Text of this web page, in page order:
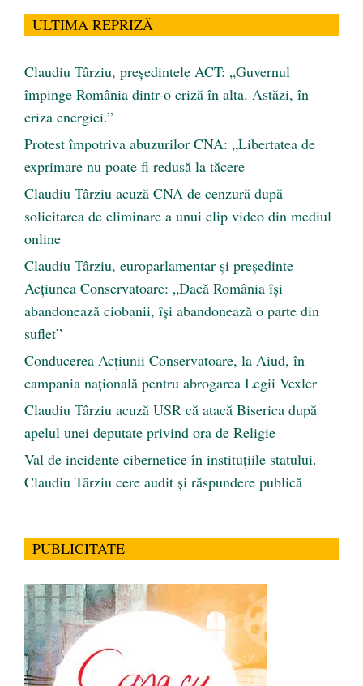
ULTIMA REPRIZĂ
Claudiu Târziu, președintele ACT: „Guvernul
împinge România dintr-o criză în alta. Astăzi, în
criza energiei.”
Protest împotriva abuzurilor CNA: „Libertatea de
exprimare nu poate fi redusă la tăcere
Claudiu Târziu acuză CNA de cenzură după
solicitarea de eliminare a unui clip video din mediul
online
Claudiu Târziu, europarlamentar și președinte
Acțiunea Conservatoare: „Dacă România își
abandonează ciobanii, își abandonează o parte din
suflet”
Conducerea Acțiunii Conservatoare, la Aiud, în
campania națională pentru abrogarea Legii Vexler
Claudiu Târziu acuză USR că atacă Biserica după
apelul unei deputate privind ora de Religie
Val de incidente cibernetice în instituțiile statului.
Claudiu Târziu cere audit și răspundere publică
PUBLICITATE